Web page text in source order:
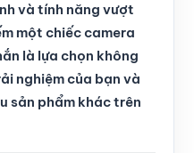
và tính năng vượt
một chiếc camera
là lựa chọn không
nghiệm của bạn và
sản phẩm khác trên